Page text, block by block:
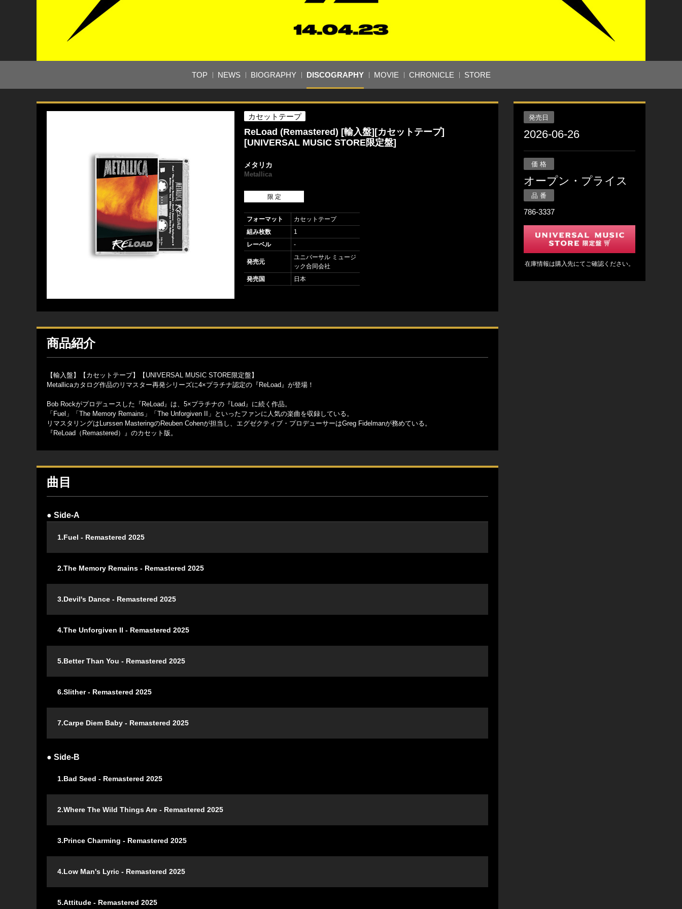
TOP NEWS BIOGRAPHY DISCOGRAPHY MOVIE CHRONICLE STORE
カセットテープ
ReLoad (Remastered) [輸入盤][カセットテープ]
[UNIVERSAL MUSIC STORE限定盤]
メタリカ
Metallica
限 定
フォーマット
カセットテープ
組み枚数
1
レーベル
-
発売元
ユニバーサル ミュージ
ック合同会社
発売国
日本
商品紹介
【輸入盤】【カセットテープ】【UNIVERSAL MUSIC STORE限定盤】
Metallicaカタログ作品のリマスター再発シリーズに4×プラチナ認定の『ReLoad』が登場！
Bob Rockがプロデュースした『ReLoad』は、5×プラチナの『Load』に続く作品。
「Fuel」「The Memory Remains」「The Unforgiven II」といったファンに人気の楽曲を収録している。
リマスタリングはLurssen MasteringのReuben Cohenが担当し、エグゼクティブ・プロデューサーはGreg Fidelmanが務めている。
『ReLoad（Remastered）』のカセット版。
曲目
● Side-A
1.Fuel - Remastered 2025
2.The Memory Remains - Remastered 2025
3.Devil's Dance - Remastered 2025
4.The Unforgiven II - Remastered 2025
5.Better Than You - Remastered 2025
6.Slither - Remastered 2025
7.Carpe Diem Baby - Remastered 2025
● Side-B
1.Bad Seed - Remastered 2025
2.Where The Wild Things Are - Remastered 2025
3.Prince Charming - Remastered 2025
4.Low Man's Lyric - Remastered 2025
5.Attitude - Remastered 2025
発売日
2026-06-26
価 格
オープン・プライス
品 番
786-3337
在庫情報は購入先にてご確認ください。